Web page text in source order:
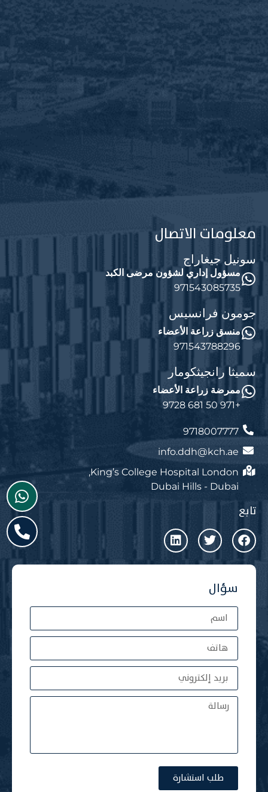
معلومات الاتصال
سونيل جيغاراج
مسؤول إداري لشؤون مرضى الكبد
971543085735
جومون فرانسيس
منسق زراعة الأعضاء
971543788296
سميثا رانجيثكومار
ممرضة زراعة الأعضاء
+971 50 681 9728
9718007777
info.ddh@kch.ae
King’s College Hospital London,
Dubai Hills - Dubai
تابع
سؤال
طلب استشارة